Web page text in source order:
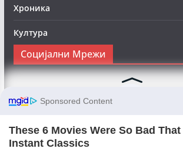
Хроника
Култура
Социјални Мрежи
Следете нè на Фејсбук за да сте во тек